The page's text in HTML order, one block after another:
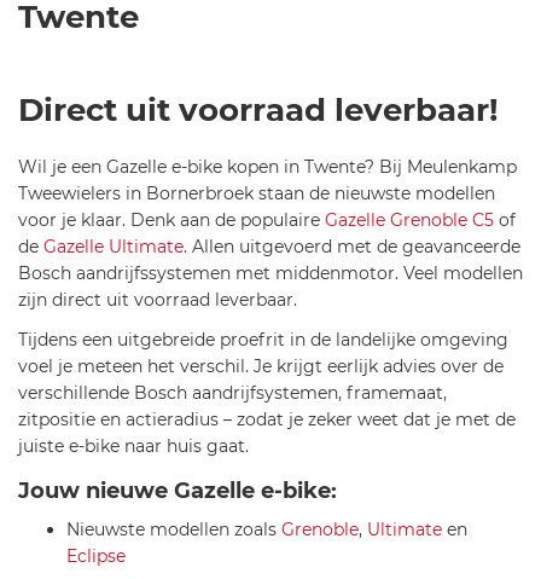
Twente
Direct uit voorraad leverbaar!
Wil je een Gazelle e-bike kopen in Twente? Bij Meulenkamp
Tweewielers in Bornerbroek staan de nieuwste modellen
voor je klaar. Denk aan de populaire Gazelle Grenoble C5 of
de Gazelle Ultimate. Allen uitgevoerd met de geavanceerde
Bosch aandrijfssystemen met middenmotor. Veel modellen
zijn direct uit voorraad leverbaar.
Tijdens een uitgebreide proefrit in de landelijke omgeving
voel je meteen het verschil. Je krijgt eerlijk advies over de
verschillende Bosch aandrijfsystemen, framemaat,
zitpositie en actieradius – zodat je zeker weet dat je met de
juiste e-bike naar huis gaat.
Jouw nieuwe Gazelle e-bike:
Nieuwste modellen zoals Grenoble, Ultimate en
Eclipse